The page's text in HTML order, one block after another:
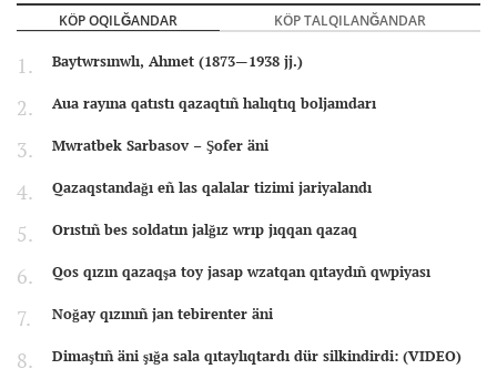
KÖP OQILĞANDAR KÖP TALQILANĞANDAR
Baytwrsınwlı, Ahmet (1873—1938 jj.)
Aua rayına qatıstı qazaqtıñ halıqtıq boljamdarı
Mwratbek Sarbasov – Şofer äni
Qazaqstandağı eñ las qalalar tizimi jariyalandı
Orıstıñ bes soldatın jalğız wrıp jıqqan qazaq
Qos qızın qazaqşa toy jasap wzatqan qıtaydıñ qwpiyası
Noğay qızınıñ jan tebirenter äni
Dimaştıñ äni şığa sala qıtaylıqtardı dür silkindirdi: (VIDEO)